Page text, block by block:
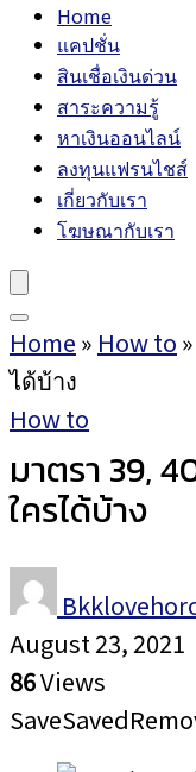
Home
แคปชั่น
สินเชื่อเงินด่วน
สาระความรู้
หาเงินออนไลน์
ลงทุนแฟรนไชส์
เกี่ยวกับเรา
โฆษณากับเรา
Home » How to »
ได้บ้าง
How to
มาตรา 39,
ใครได้บ้าง
August 23, 2021
86Views
SaveSaved